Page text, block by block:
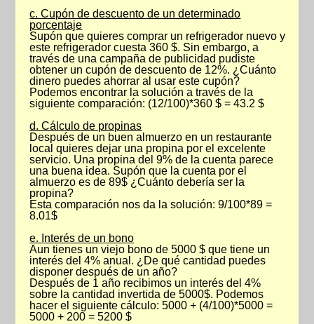
c. Cupón de descuento de un determinado
porcentaje
Supón que quieres comprar un refrigerador nuevo y
este refrigerador cuesta 360 $. Sin embargo, a
través de una campaña de publicidad pudiste
obtener un cupón de descuento de 12%. ¿Cuánto
dinero puedes ahorrar al usar este cupón?
Podemos encontrar la solución a través de la
siguiente comparación: (12/100)*360 $ = 43.2 $
d. Cálculo de propinas
Después de un buen almuerzo en un restaurante
local quieres dejar una propina por el excelente
servicio. Una propina del 9% de la cuenta parece
una buena idea. Supón que la cuenta por el
almuerzo es de 89$ ¿Cuánto debería ser la
propina?
Esta comparación nos da la solución: 9/100*89 =
8.01$
e. Interés de un bono
Aun tienes un viejo bono de 5000 $ que tiene un
interés del 4% anual. ¿De qué cantidad puedes
disponer después de un año?
Después de 1 año recibimos un interés del 4%
sobre la cantidad invertida de 5000$. Podemos
hacer el siguiente cálculo: 5000 + (4/100)*5000 =
5000 + 200 = 5200 $